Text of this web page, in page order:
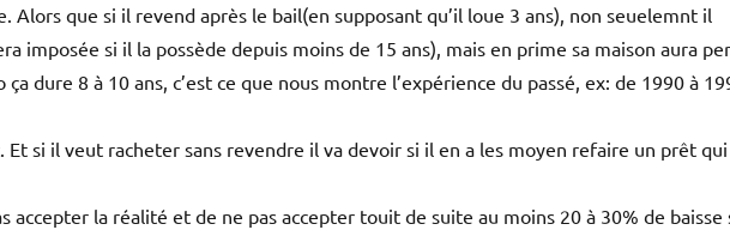
Alors que si il revend après le bail(en supposant qu’il loue 3 ans), non seuelemnt il
imposée si il la possède depuis moins de 15 ans), mais en prime sa maison aura
dure 8 à 10 ans, c’est ce que nous montre l’expérience du passé, ex: de 1990 à
si il veut racheter sans revendre il va devoir si il en a les moyen refaire un prêt
accepter la réalité et de ne pas accepter touit de suite au moins 20 à 30% de baisse